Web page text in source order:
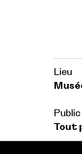
Lieu
Public
Tout